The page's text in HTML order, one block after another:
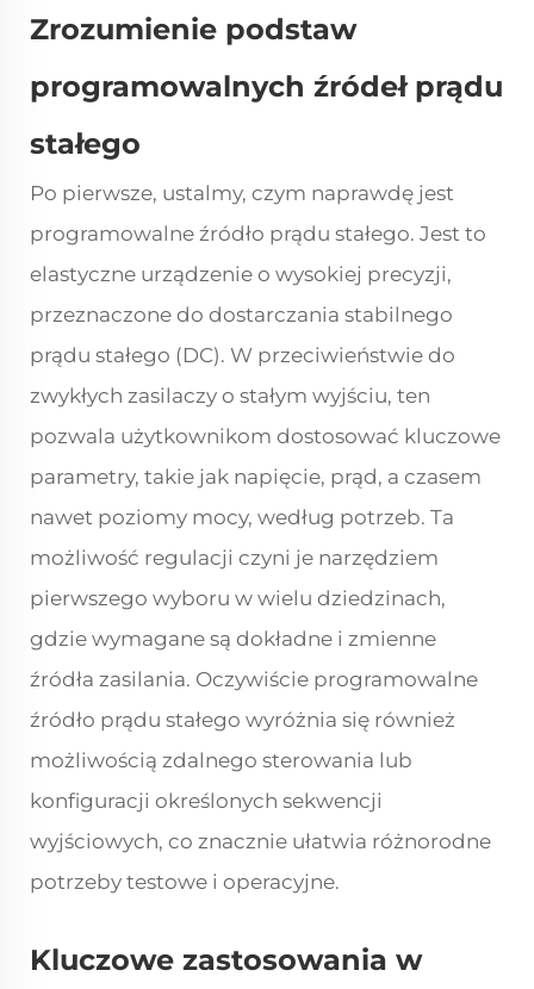
Zrozumienie podstaw
programowalnych źródeł prądu
stałego
Po pierwsze, ustalmy, czym naprawdę jest
programowalne źródło prądu stałego. Jest to
elastyczne urządzenie o wysokiej precyzji,
przeznaczone do dostarczania stabilnego
prądu stałego (DC). W przeciwieństwie do
zwykłych zasilaczy o stałym wyjściu, ten
pozwala użytkownikom dostosować kluczowe
parametry, takie jak napięcie, prąd, a czasem
nawet poziomy mocy, według potrzeb. Ta
możliwość regulacji czyni je narzędziem
pierwszego wyboru w wielu dziedzinach,
gdzie wymagane są dokładne i zmienne
źródła zasilania. Oczywiście programowalne
źródło prądu stałego wyróżnia się również
możliwością zdalnego sterowania lub
konfiguracji określonych sekwencji
wyjściowych, co znacznie ułatwia różnorodne
potrzeby testowe i operacyjne.
Kluczowe zastosowania w